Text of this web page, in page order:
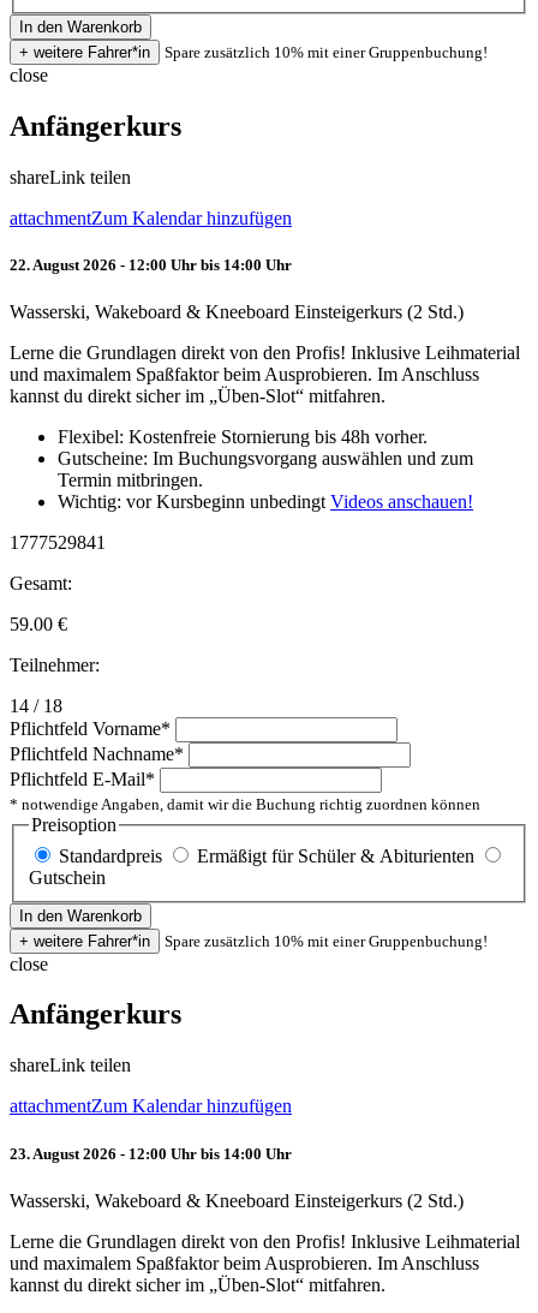
Spare zusätzlich 10% mit einer Gruppenbuchung!
close
Anfängerkurs
shareLink teilen
attachmentZum Kalendar hinzufügen
22. August 2026 - 12:00 Uhr bis 14:00 Uhr
Wasserski, Wakeboard & Kneeboard Einsteigerkurs (2 Std.)
Lerne die Grundlagen direkt von den Profis! Inklusive Leihmaterial
und maximalem Spaßfaktor beim Ausprobieren. Im Anschluss
kannst du direkt sicher im „Üben-Slot“ mitfahren.
Flexibel: Kostenfreie Stornierung bis 48h vorher.
Gutscheine: Im Buchungsvorgang auswählen und zum
Termin mitbringen.
Wichtig: vor Kursbeginn unbedingt Videos anschauen!
1777529841
Gesamt:
59.00 €
Teilnehmer:
14 / 18
Pflichtfeld Vorname*
Pflichtfeld Nachname*
Pflichtfeld E-Mail*
* notwendige Angaben, damit wir die Buchung richtig zuordnen können
Preisoption
Standardpreis
Ermäßigt für Schüler & Abiturienten
Gutschein
Spare zusätzlich 10% mit einer Gruppenbuchung!
close
Anfängerkurs
shareLink teilen
attachmentZum Kalendar hinzufügen
23. August 2026 - 12:00 Uhr bis 14:00 Uhr
Wasserski, Wakeboard & Kneeboard Einsteigerkurs (2 Std.)
Lerne die Grundlagen direkt von den Profis! Inklusive Leihmaterial
und maximalem Spaßfaktor beim Ausprobieren. Im Anschluss
kannst du direkt sicher im „Üben-Slot“ mitfahren.